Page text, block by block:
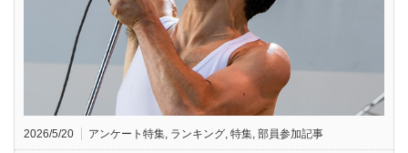
2026/5/20 アンケート特集, ランキング, 特集, 部員参加記事